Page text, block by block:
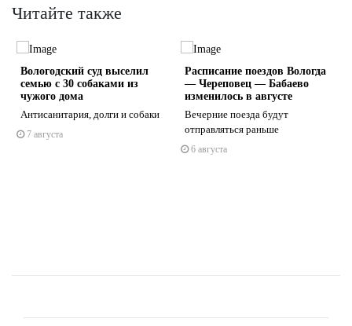
Читайте также
Вологодский суд выселил
семью с 30 собаками из
чужого дома
Антисанитария, долги и собаки
7 августа
Расписание поездов Вологда
— Череповец — Бабаево
изменилось в августе
Вечерние поезда будут
отправляться раньше
6 августа